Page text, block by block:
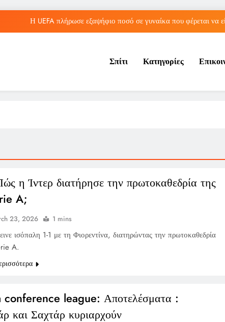
Η UEFA πλήρωσε εξαψήφιο ποσό σε γυναίκα που φέρεται να
Η μπάλα του «χέρι του Θεού»
Η UEFA πλήρωσε εξαψήφιο ποσό σε γυναίκα που φέρεται να
Σπίτι Κατηγορίες
η Ίντερ διατήρησε την πρωτοκαθεδρία της
A;
23, 2026 1 mins
ισόπαλη 1-1 με τη Φιορεντίνα, διατηρώντας την πρωτοκαθεδρία
A.
conference league: Αποτελέσματα :
και Σαχτάρ κυριαρχούν